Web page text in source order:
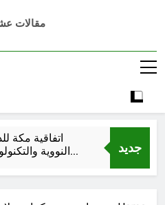
مقالات
جديد
اتفاقية مكة
النووية
هندسة ردع